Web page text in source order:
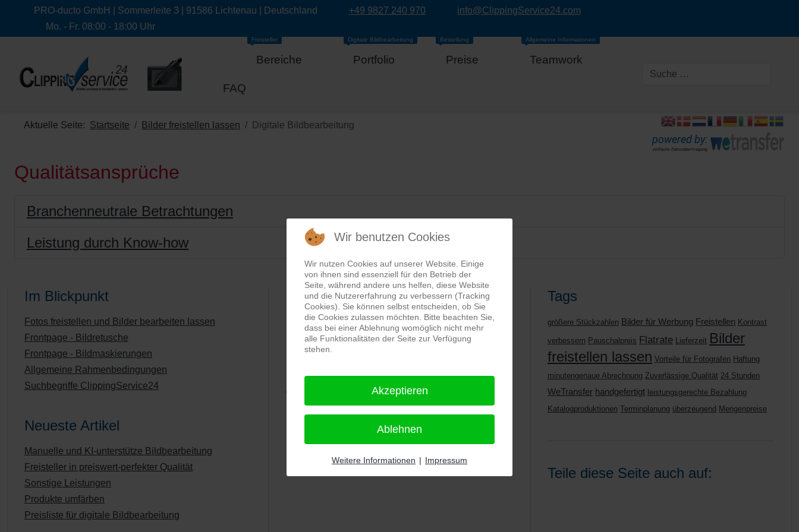
PRO-ducto GmbH | Sommerleite 3 | 91586 Lichtenau | Deutschland +49 9827 240 970
info@ClippingService24.com
Mo. - Fr. 08:00 - 18:00 Uhr
Bereiche
Freisteller
Portfolio
Digitale Bildbearbeitung
Preise
Bestellung
Teamwork
Allgemeine Informationen
FAQ
Aktuelle Seite: Startseite Bilder freistellen lassen Digitale Bildbearbeitung
powered by:
einfache Datenübertragung
Qualitätsansprüche
Branchenneutrale Betrachtungen
Leistung durch Know-how
Im Blickpunkt
Fotos freistellen und Bilder bearbeiten lassen
Frontpage - Bildretusche
Frontpage - Bildmaskierungen
Allgemeine Rahmenbedingungen
Suchbegriffe ClippingService24
Neueste Artikel
Manuelle und KI-unterstütze Bildbearbeitung
Freisteller in preiswert-perfekter Qualität
Sonstige Leistungen
Produkte umfärben
Preisliste für digitale Bildbearbeitung
PRO-ducto GmbH, Fotografie und Bildbearbeitung in
Lichtenau
⭐⭐⭐⭐⭐
Alle Rezensionen ansehen|Bewertung abgeben
Tags
größere Stückzahlen Bilder für Werbung Freistellen Kontrast
verbessern Pauschalpreis Flatrate Lieferzeit Bilder
freistellen lassen Vorteile für Fotografen Haftung
minutengenaue Abrechnung Zuverlässige Qualität 24 Stunden
WeTransfer handgefertigt leistungsgerechte Bezahlung
Katalogproduktionen Terminplanung überzeugend Mengenpreise
Teile diese Seite auch auf:
Wir benutzen Cookies
Wir nutzen Cookies auf unserer Website. Einige
von ihnen sind essenziell für den Betrieb der
Seite, während andere uns helfen, diese Website
und die Nutzererfahrung zu verbessern (Tracking
Cookies). Sie können selbst entscheiden, ob Sie
die Cookies zulassen möchten. Bitte beachten Sie,
dass bei einer Ablehnung womöglich nicht mehr
alle Funktionalitäten der Seite zur Verfügung
stehen.
Akzeptieren
Ablehnen
Weitere Informationen | Impressum